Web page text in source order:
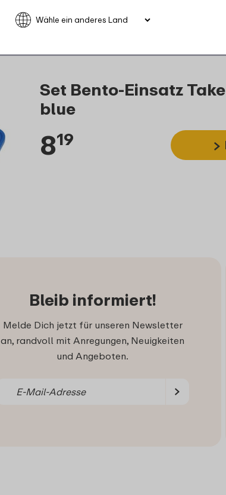
Set Bento-Einsatz
blue
819
Bleib informiert!
Melde Dich jetzt für unseren Newsletter
an, randvoll mit Anregungen, Neuigkeiten
und Angeboten.